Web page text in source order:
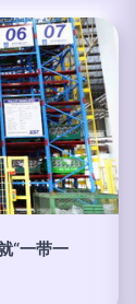
“一带一